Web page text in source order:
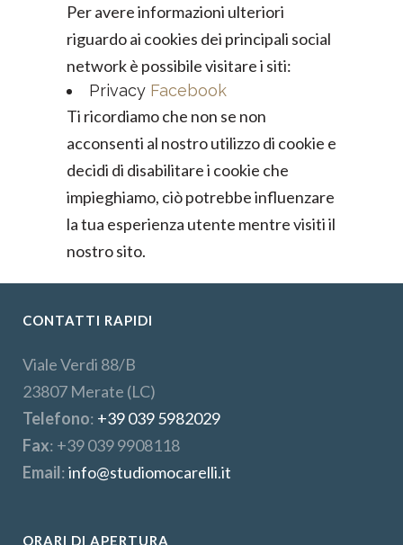
Per avere informazioni ulteriori
riguardo ai cookies dei principali social
network è possibile visitare i siti:
Privacy Facebook
Ti ricordiamo che non se non
acconsenti al nostro utilizzo di cookie e
decidi di disabilitare i cookie che
impieghiamo, ciò potrebbe influenzare
la tua esperienza utente mentre visiti il
nostro sito.
CONTATTI RAPIDI
Viale Verdi 88/B
23807 Merate (LC)
Telefono: +39 039 5982029
Fax: +39 039 9908118
Email:info@studiomocarelli.it
ORARI DI APERTURA